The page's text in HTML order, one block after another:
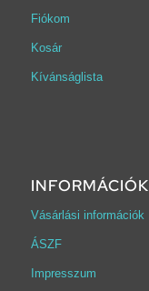
Fiókom
Kosár
Kívánságlista
INFORMÁCIÓK
Vásárlási információk
ÁSZF
Impresszum